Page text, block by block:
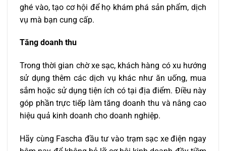
ghé vào, tạo cơ hội để họ khám phá sản phẩm, dịch
vụ mà bạn cung cấp.
Tăng doanh thu
Trong thời gian chờ xe sạc, khách hàng có xu hướng
sử dụng thêm các dịch vụ khác như ăn uống, mua
sắm hoặc sử dụng tiện ích có tại địa điểm. Điều này
góp phần trực tiếp làm tăng doanh thu và nâng cao
hiệu quả kinh doanh cho doanh nghiệp.
Hãy cùng Fascha đầu tư vào trạm sạc xe điện ngay